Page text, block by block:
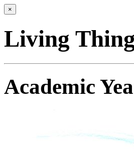
×
Living
Academic